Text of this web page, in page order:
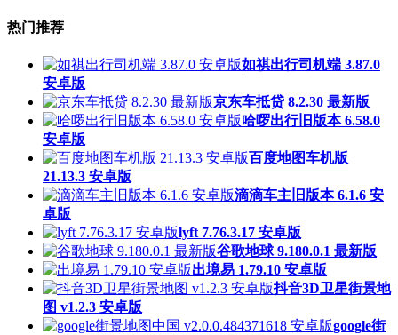
热门推荐
如祺出行司机端 3.87.0
安卓版
京东车抵贷 8.2.30 最新版
哈啰出行旧版本 6.58.0
安卓版
百度地图车机版
21.13.3 安卓版
滴滴车主旧版本 6.1.6 安
卓版
lyft 7.76.3.17 安卓版
谷歌地球 9.180.0.1 最新版
出境易 1.79.10 安卓版
抖音3D卫星街景地
图 v1.2.3 安卓版
google街